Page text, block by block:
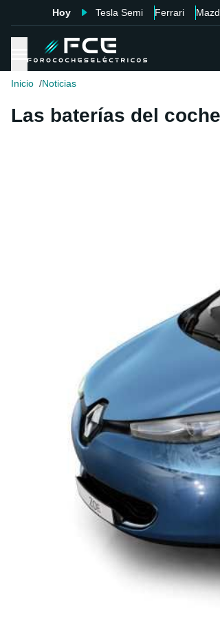
Hoy Tesla Semi Ferrari
Inicio Noticias
Las baterías del